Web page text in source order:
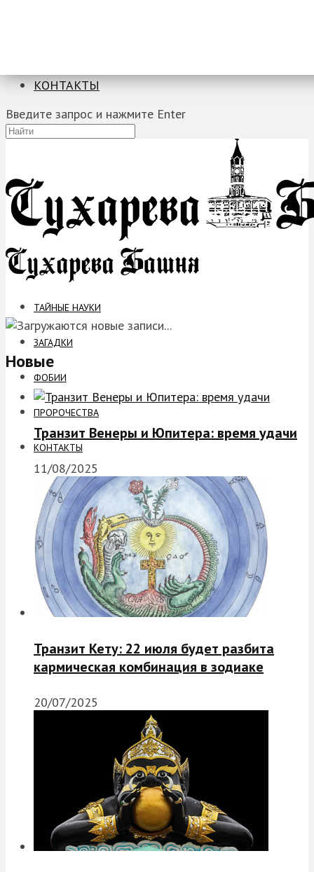
КОНТАКТЫ
Введите запрос и нажмите Enter
ТАЙНЫЕ НАУКИ
ЗАГАДКИ
ФОБИИ
ПРОРОЧЕСТВА
КОНТАКТЫ
Новые
Транзит Венеры и Юпитера: время удачи
11/08/2025
Транзит Кету: 22 июля будет разбита
кармическая комбинация в зодиаке
20/07/2025